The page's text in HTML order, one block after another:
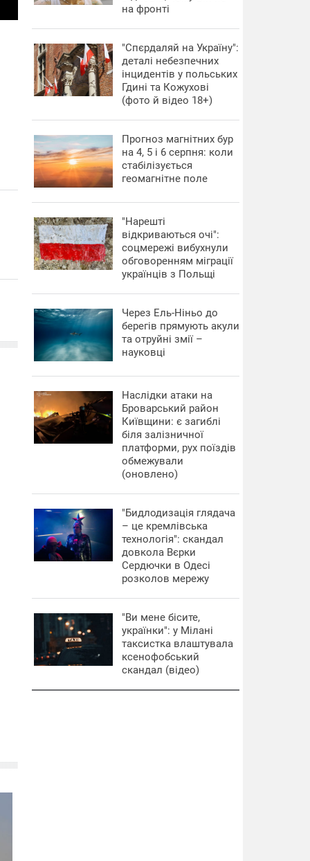
на фронті
"Спєрдаляй на Україну":
деталі небезпечних
інцидентів у польських
Гдині та Кожухові
(фото й відео 18+)
Прогноз магнітних бур
на 4, 5 і 6 серпня: коли
стабілізується
геомагнітне поле
"Нарешті
відкриваються очі":
соцмережі вибухнули
обговоренням міграції
українців з Польщі
Через Ель-Ніньо до
берегів прямують акули
та отруйні змії –
науковці
Наслідки атаки на
Броварський район
Київщини: є загиблі
біля залізничної
платформи, рух поїздів
обмежували
(оновлено)
"Бидлодизація глядача
– це кремлівська
технологія": скандал
довкола Вєрки
Сердючки в Одесі
розколов мережу
"Ви мене бісите,
українки": у Мілані
таксистка влаштувала
ксенофобський
скандал (відео)